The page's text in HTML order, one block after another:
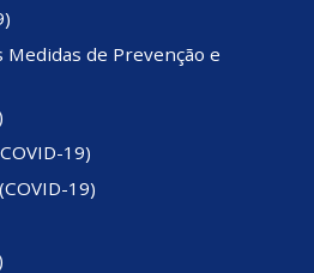
Medidas de Prevenção e
19)
19)